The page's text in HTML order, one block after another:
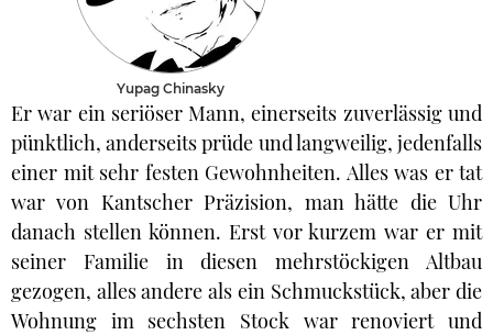
Yupag Chinasky
Er war ein seriöser Mann, einerseits zuverlässig und
pünktlich, anderseits prüde und langweilig, jedenfalls
einer mit sehr festen Gewohnheiten. Alles was er tat
war von Kantscher Präzision, man hätte die Uhr
danach stellen können. Erst vor kurzem war er mit
seiner Familie in diesen mehrstöckigen Altbau
gezogen, alles andere als ein Schmuckstück, aber die
Wohnung im sechsten Stock war renoviert und